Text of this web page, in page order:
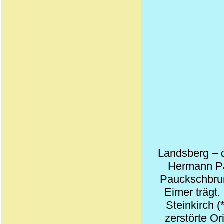
Landsberg –
Hermann
Eimer
Steinkirch
zerstörte